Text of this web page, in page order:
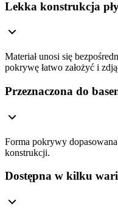
Lekka konstrukcja
Materiał unosi się
pokrywę łatwo założyć i
Przeznaczona do
Forma pokrywy
konstrukcji.
Dostępna w kilku